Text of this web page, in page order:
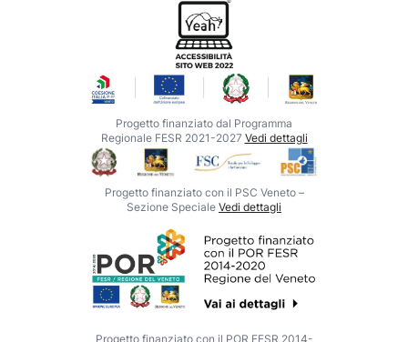
Progetto finanziato dal Programma
Regionale FESR 2021-2027 Vedi dettagli
Progetto finanziato con il PSC Veneto –
Sezione Speciale Vedi dettagli
Progetto finanziato con il POR FESR 2014-